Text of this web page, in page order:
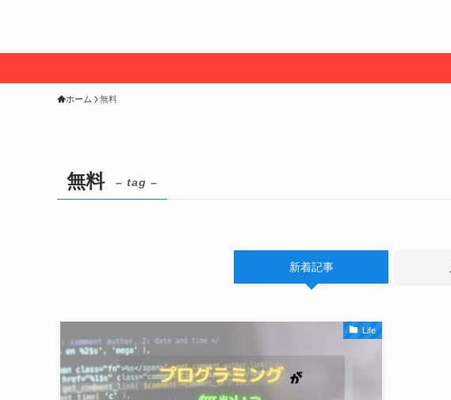
ホーム 無料
無料 – tag –
新着記事
Life